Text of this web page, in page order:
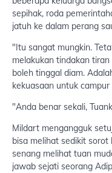
sepihak, roda
jatuh ke dalam perang
"Itu sangat mungkin.
melakukan tindakan
boleh tinggal diam.
kekuasaan untuk
"Anda benar sekali,
Mildart mengangguk
bisa melihat sedikit sorot
senang melihat tuan
jawab sejati seorang